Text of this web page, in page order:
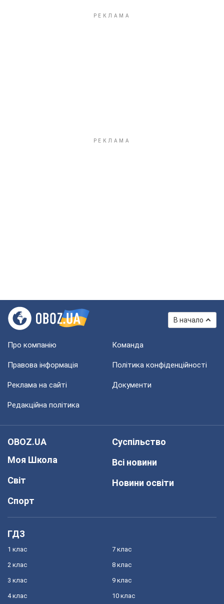
В начало
Про компанію Команда
Правова інформація Політика конфіденційності
Реклама на сайті Документи
Редакційна політика
OBOZ.UA
Моя Школа
Світ
Спорт
Суспільство
Всі новини
Новини освіти
ГДЗ
1 клас
2 клас
3 клас
4 клас
7 клас
8 клас
9 клас
10 клас